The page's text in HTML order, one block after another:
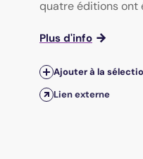
quatre éditions ont
Plus d'info
Ajouter à la
Lien externe